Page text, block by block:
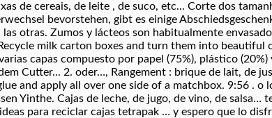
de cereais, de leite , de suco, etc... Corte dos
bevorstehen, gibt es einige
otras. Zumos y lácteos son habitualmente
milk carton boxes and turn them into beautiful
capas compuesto por papel (75%), plástico (20%)
Cutter... 2. oder…, Rangement : brique de lait, de
and apply all over one side of a matchbox. 9:56 . o
Yinthe. Cajas de leche, de jugo, de vino, de salsa…
para reciclar cajas tetrapak … y espero que lo